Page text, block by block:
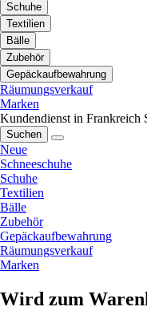
Schuhe
Textilien
Bälle
Zubehör
Gepäckaufbewahrung
Räumungsverkauf
Marken
Kundendienst in Frankreich
Suchen
Neue
Schneeschuhe
Schuhe
Textilien
Bälle
Zubehör
Gepäckaufbewahrung
Räumungsverkauf
Marken
Wird zum